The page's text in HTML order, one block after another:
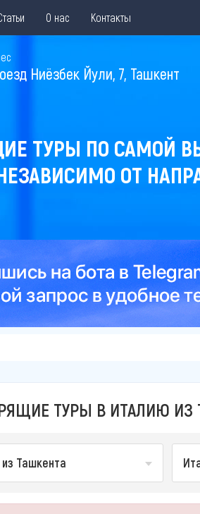
О нас Контакты
Ниёзбек Йули, 7, Ташкент
ТУРЫ ПО САМОЙ
ОТ
ТУРЫ В ИТАЛИЮ ИЗ
из Ташкента